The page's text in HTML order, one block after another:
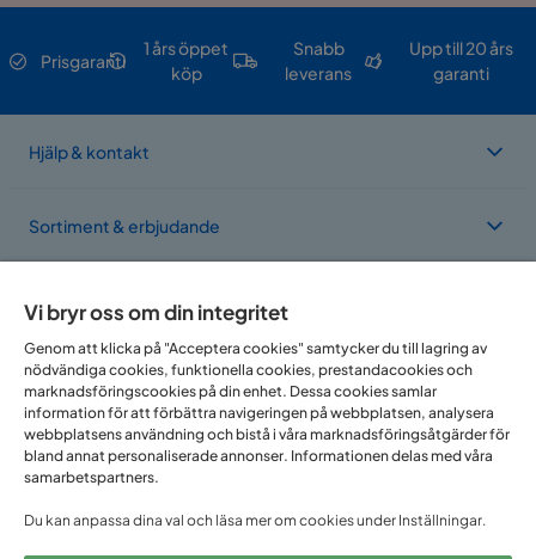
Prisgaranti
1 års öppet
köp
Snabb
leverans
Upp till 20 års
garanti
Hjälp & kontakt
Sortiment & erbjudande
Om Trademax
Vi finns i flera länder
Vi bryr oss om din integritet
Genom att klicka på "Acceptera cookies" samtycker du till lagring av
nödvändiga cookies, funktionella cookies, prestandacookies och
marknadsföringscookies på din enhet. Dessa cookies samlar
information för att förbättra navigeringen på webbplatsen, analysera
webbplatsens användning och bistå i våra marknadsföringsåtgärder för
bland annat personaliserade annonser. Informationen delas med våra
samarbetspartners.
Du kan anpassa dina val och läsa mer om cookies under Inställningar.